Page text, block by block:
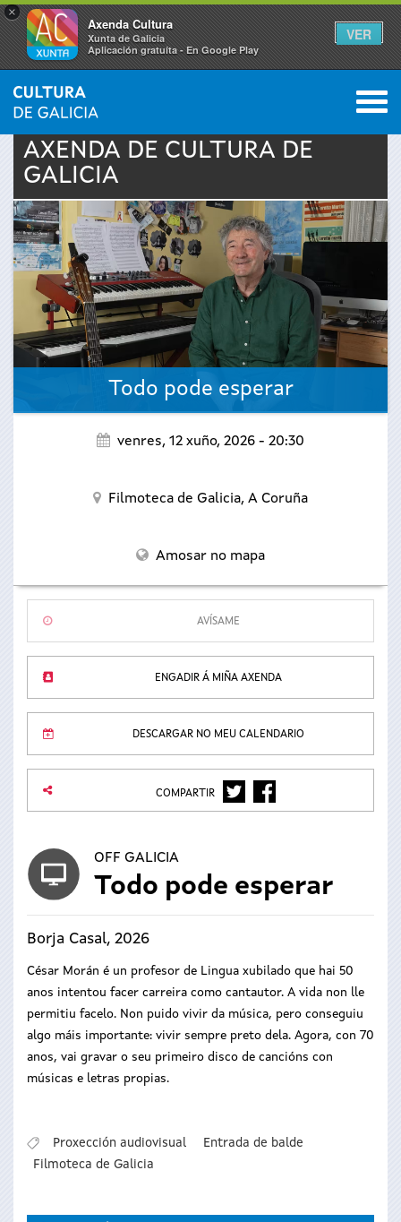
×
Axenda Cultura
Xunta de Galicia
Aplicación gratuíta - En Google Play
VER
Vostede
está
aquí
INICIO › ACTUALIDADE 0
AXENDA DE CULTURA DE
GALICIA
Todo pode esperar
venres, 12 xuño, 2026 - 20:30
Filmoteca de Galicia, A Coruña
Amosar no mapa
AVÍSAME
ENGADIR Á MIÑA AXENDA
DESCARGAR NO MEU CALENDARIO
COMPARTIR TWITTERFACEBOOK
OFF GALICIA
Todo pode esperar
Borja Casal, 2026
César Morán é un profesor de Lingua xubilado que hai 50
anos intentou facer carreira como cantautor. A vida non lle
permitiu facelo. Non puido vivir da música, pero conseguiu
algo máis importante: vivir sempre preto dela. Agora, con 70
anos, vai gravar o seu primeiro disco de cancións con
músicas e letras propias.
Proxección audiovisual
Entrada de balde
Filmoteca de Galicia